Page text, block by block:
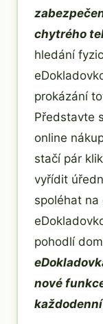
chytrého
hledání
prokázání
Představte
online
stačí pár
vyřídit
spoléhat na
pohodlí
nové